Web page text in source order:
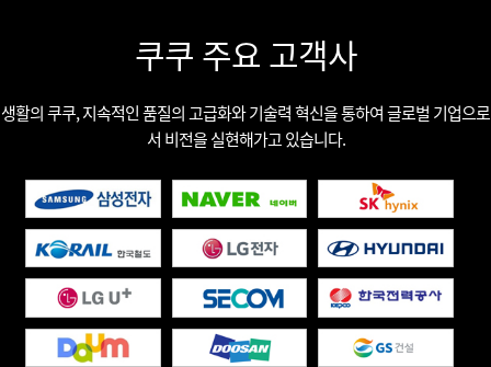
쿠쿠 주요 고객사
생활의 쿠쿠, 지속적인 품질의 고급화와 기술력 혁신을 통하여 글로벌 기업으로
서 비전을 실현해가고 있습니다.